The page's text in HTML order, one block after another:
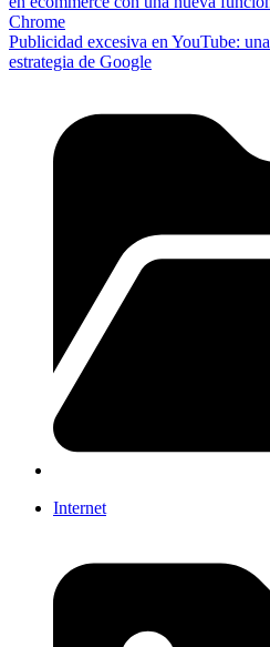
Chrome
Publicidad excesiva en YouTube:
estrategia de Google
Internet